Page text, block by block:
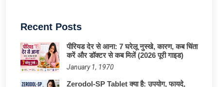
Recent Posts
पीरियड देर से आना: 7 घरेलू नुस्खे, कारण, कब चिंता
करें और डॉक्टर से कब मिलें (2026 पूरी गाइड)
January 1, 1970
Zerodol-SP Tablet क्या है: उपयोग, फायदे,